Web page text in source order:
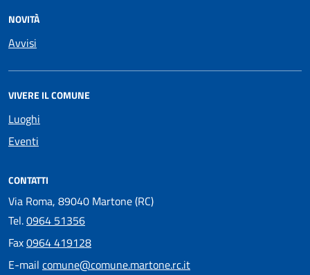
NOVITÀ
Avvisi
VIVERE IL COMUNE
Luoghi
Eventi
CONTATTI
Via Roma, 89040 Martone (RC)
Tel.0964 51356
Fax0964 419128
E-mail comune@comune.martone.rc.it